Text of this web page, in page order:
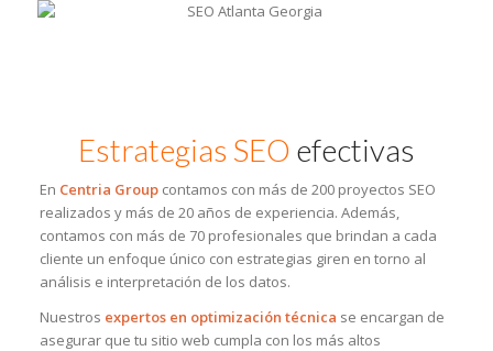
Estrategias SEO efectivas
En Centria Groupcontamos con más de 200 proyectos SEO
realizados y más de 20 años de experiencia. Además,
contamos con más de 70 profesionales que brindan a cada
cliente un enfoque único con estrategias giren en torno al
análisis e interpretación de los datos.
Nuestros expertos en optimización técnica se encargan de
asegurar que tu sitio web cumpla con los más altos